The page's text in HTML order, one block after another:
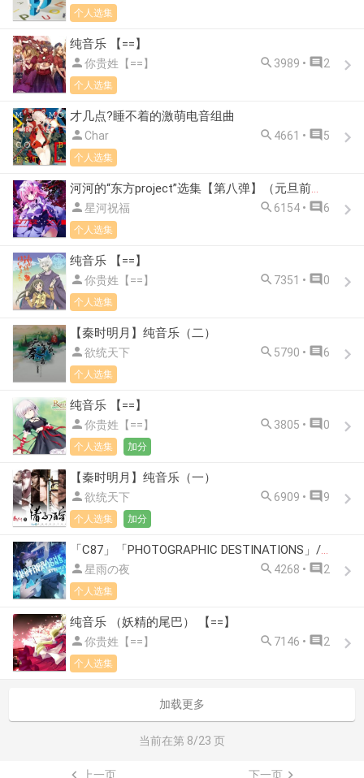
个人选集
纯音乐 【==】
你贵姓【==】  3989 •  2
个人选集
才几点?睡不着的激萌电音组曲
 Char  4661 •  5
个人选集
河河的“东方project”选集【第八弹】（元旦前奏）
星河祝福  6154 •  6
个人选集
纯音乐 【==】
你贵姓【==】  7351 •  0
个人选集
【秦时明月】纯音乐（二）
欲统天下  5790 •  6
个人选集
纯音乐 【==】
你贵姓【==】  3805 •  0
个人选集 加分
【秦时明月】纯音乐（一）
欲统天下  6909 •  9
个人选集 加分
「C87」「PHOTOGRAPHIC DESTINATIONS」/ ZYTOKINE
星雨の夜  4268 •  2
个人选集
纯音乐 （妖精的尾巴） 【==】
你贵姓【==】  7146 •  2
个人选集
加载更多
当前在第 8/23 页
上一页 下一页